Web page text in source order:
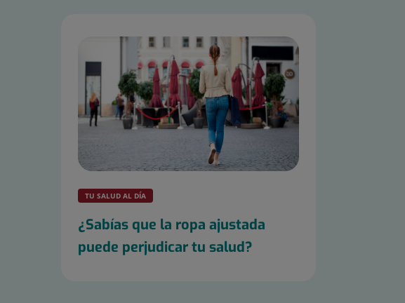
TU SALUD AL DÍA
¿Sabías que la ropa ajustada
puede perjudicar tu salud?